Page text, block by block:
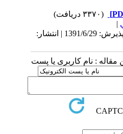
دریافت: 1391/5/10 | پذیرش: 1391/6/29 | انتشار:
: نام کاربری یا پست